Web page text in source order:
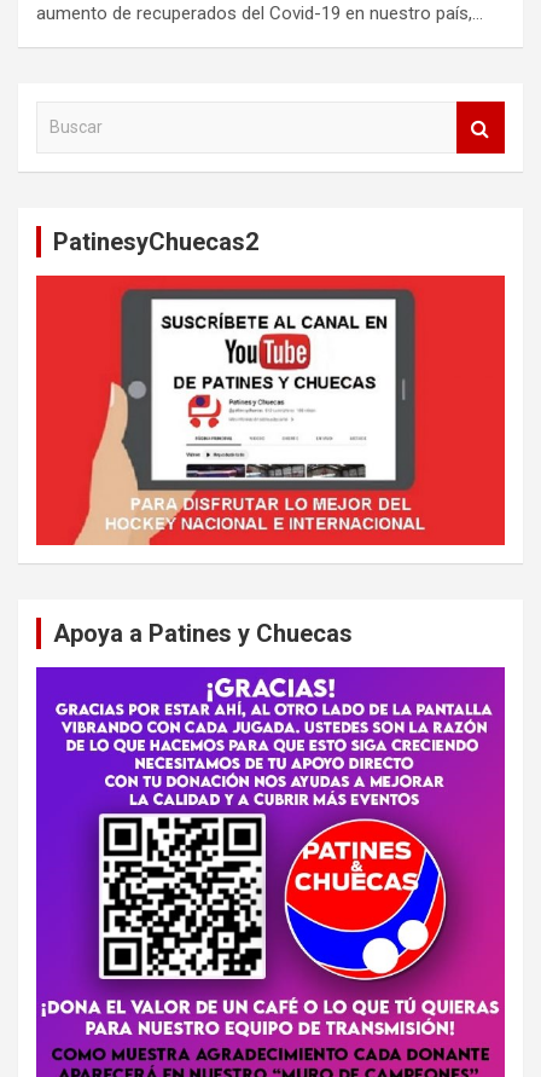
aumento de recuperados del Covid-19 en nuestro país,…
PatinesyChuecas2
Apoya a Patines y Chuecas